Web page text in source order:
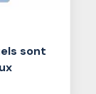
sont